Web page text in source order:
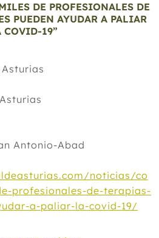
DE PROFESIONALES DE
PUEDEN AYUDAR A PALIAR
COVID-19”
Antonio-Abad
noticias/co
profesionales-de-terapias-
a-paliar-la-covid-19/